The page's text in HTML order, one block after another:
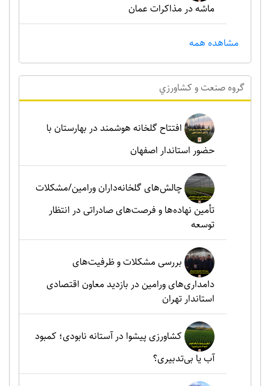
ماشه در مذاکرات عمان
مشاهده همه
گروه صنعت و کشاورزي
افتتاح گلخانه هوشمند در بهارستان با
حضور استاندار اصفهان
چالش‌های گلخانه‌داران ورامین/مشکلات
تأمین نهاده‌ها و فرصت‌های صادراتی در انتظار
توسعه
بررسی مشکلات و ظرفیت‌های
دامداری‌های ورامین در بازدید معاون اقتصادی
استاندار تهران
کشاورزی پیشوا در آستانه نابودی؛ کمبود
آب یا بی‌تدبیری؟